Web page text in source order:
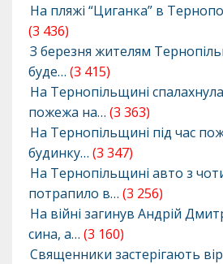
На пляжі “Циганка” в
(3 436)
З березня жителям
буде… (3 415)
На Тернопільщині
пожежа на… (3 363)
На Тернопільщині під час
будинку… (3 347)
На Тернопільщині авто з
потрапило в… (3 256)
На війні загинув Андрій
сина, а… (3 160)
Священники застерігають